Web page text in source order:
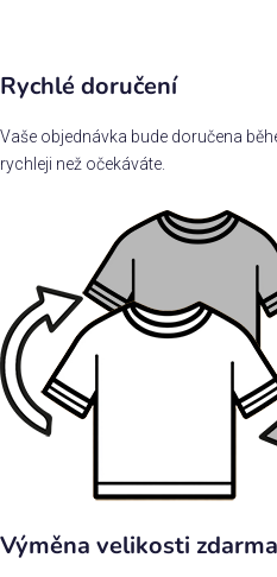
Rychlé doručení
Vaše objednávka bude doručena
rychleji než očekáváte.
Výměna velikosti zdarma